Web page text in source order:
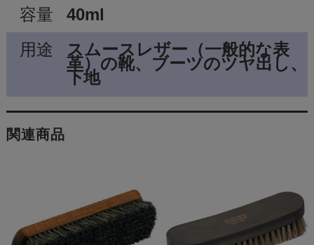
容量
40ml
用途
スムースレザー（一般的な表
革）の靴、ブーツのツヤ出し、
下地
関連商品